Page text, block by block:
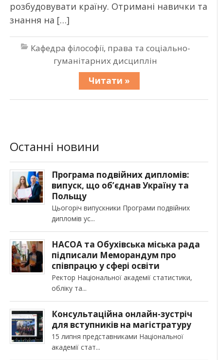
розбудовувати країну. Отримані навички та
знання на […]
Кафедра філософії, права та соціально-
гуманітарних дисциплін
Читати »
Останні новини
Програма подвійних дипломів:
випуск, що об’єднав Україну та
Польщу
Цьогоріч випускники Програми подвійних
дипломів ус
НАСОА та Обухівська міська рада
підписали Меморандум про
співпрацю у сфері освіти
Ректор Національної академії статистики,
обліку та
Консультаційна онлайн-зустріч
для вступників на магістратуру
15 липня представниками Національної
академії стат